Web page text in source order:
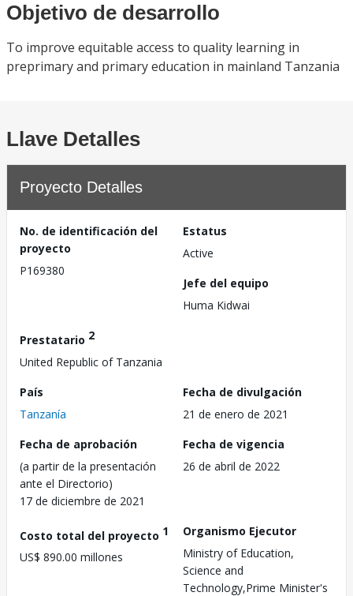
Objetivo de desarrollo
To improve equitable access to quality learning in
preprimary and primary education in mainland Tanzania
Llave Detalles
Proyecto Detalles
No. de identificación del
proyecto
P169380
Estatus
Active
Jefe del equipo
Huma Kidwai
Prestatario 2
United Republic of Tanzania
País
Tanzanía
Fecha de divulgación
21 de enero de 2021
Fecha de aprobación
(a partir de la presentación
ante el Directorio)
17 de diciembre de 2021
Fecha de vigencia
26 de abril de 2022
Costo total del proyecto 1
US$ 890.00 millones
Organismo Ejecutor
Ministry of Education,
Science and
Technology,Prime Minister's